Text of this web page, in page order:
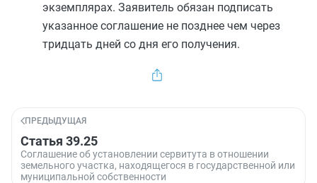
экземплярах. Заявитель обязан подписать
указанное соглашение не позднее чем через
тридцать дней со дня его получения.
ПРЕДЫДУЩАЯ
Статья 39.25
Соглашение об установлении сервитута в отношении
земельного участка, находящегося в государственной или
муниципальной собственности